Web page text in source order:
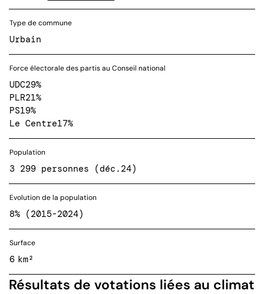
Type de commune
Urbain
Force électorale des partis au Conseil national
UDC29%
PLR21%
PS19%
Le Centre17%
Population
3 299 personnes (déc.24)
Evolution de la population
8% (2015-2024)
Surface
6 km²
Résultats de votations liées au climat